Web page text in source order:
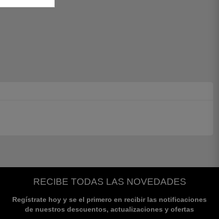
RECIBE TODAS LAS NOVEDADES
Regístrate hoy y se el primero en recibir las notificaciones
de nuestros descuentos, actualizaciones y ofertas